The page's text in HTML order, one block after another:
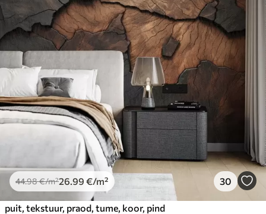
44.98€/m²26 .99 €/m² 30
puit, tekstuur, praod, tume, koor, pind